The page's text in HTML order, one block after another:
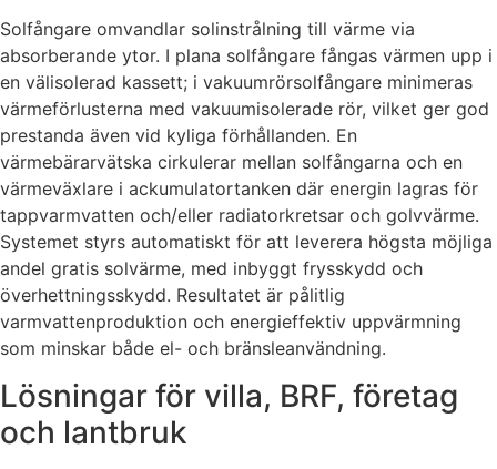
Solfångare omvandlar solinstrålning till värme via
absorberande ytor. I plana solfångare fångas värmen upp i
en välisolerad kassett; i vakuumrörsolfångare minimeras
värmeförlusterna med vakuumisolerade rör, vilket ger god
prestanda även vid kyliga förhållanden. En
värmebärarvätska cirkulerar mellan solfångarna och en
värmeväxlare i ackumulatortanken där energin lagras för
tappvarmvatten och/eller radiatorkretsar och golvvärme.
Systemet styrs automatiskt för att leverera högsta möjliga
andel gratis solvärme, med inbyggt frysskydd och
överhettningsskydd. Resultatet är pålitlig
varmvattenproduktion och energieffektiv uppvärmning
som minskar både el- och bränsleanvändning.
Lösningar för villa, BRF, företag
och lantbruk